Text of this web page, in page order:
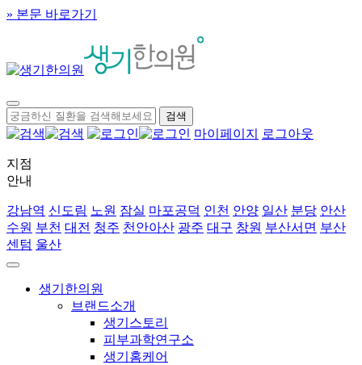
» 본문 바로가기
마이페이지 로그아웃
지점
안내
강남역 신도림 노원 잠실 마포공덕 인천 안양 일산 분당 안산
수원 부천 대전 청주 천안아산 광주 대구 창원 부산서면 부산
센텀 울산
생기한의원
브랜드소개
생기스토리
피부과학연구소
생기홈케어